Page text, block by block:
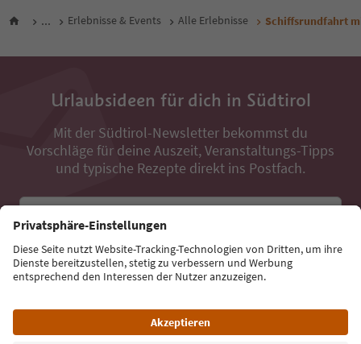
... Erlebnisse & Events Alle Erlebnisse Schiffsrundfahrt
Urlaubsideen für dich in Südtirol
Mit der Südtirol-Newsletter bekommst du
Vorschläge für deine Auszeit, Veranstaltungs-Tipps
und typische Rezepte direkt ins Postfach.
Jetzt anmelden